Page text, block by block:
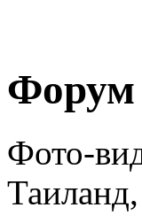
Форум
Фото-